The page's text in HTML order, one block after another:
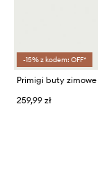
-15% z kodem: OFF*
Primigi buty
259,99 zł